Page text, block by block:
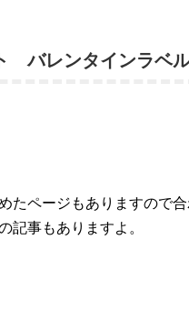
バレンタインラベ
たページもありますので
記事もありますよ。